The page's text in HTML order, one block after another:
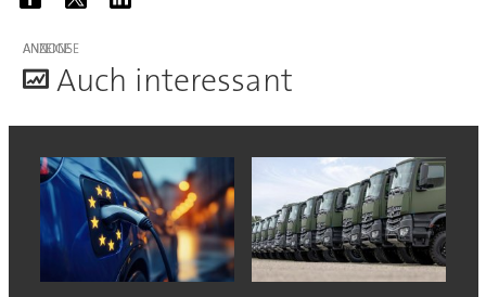
ANZEIGE
Auch interessant